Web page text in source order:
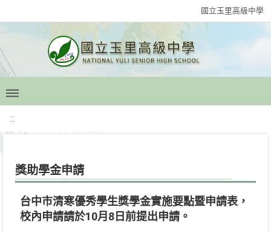
國立玉里高級中學
:::
獎助學金申請
台中市清寒優秀學生獎學金實施要點暨申請表，
校內申請請於10月8日前提出申請。